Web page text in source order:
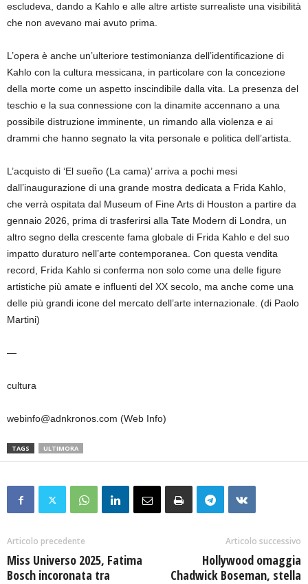
escludeva, dando a Kahlo e alle altre artiste surrealiste una visibilità
che non avevano mai avuto prima.
L’opera è anche un’ulteriore testimonianza dell’identificazione di
Kahlo con la cultura messicana, in particolare con la concezione
della morte come un aspetto inscindibile dalla vita. La presenza del
teschio e la sua connessione con la dinamite accennano a una
possibile distruzione imminente, un rimando alla violenza e ai
drammi che hanno segnato la vita personale e politica dell’artista.
L’acquisto di ‘El sueño (La cama)’ arriva a pochi mesi
dall’inaugurazione di una grande mostra dedicata a Frida Kahlo,
che verrà ospitata dal Museum of Fine Arts di Houston a partire da
gennaio 2026, prima di trasferirsi alla Tate Modern di Londra, un
altro segno della crescente fama globale di Frida Kahlo e del suo
impatto duraturo nell’arte contemporanea. Con questa vendita
record, Frida Kahlo si conferma non solo come una delle figure
artistiche più amate e influenti del XX secolo, ma anche come una
delle più grandi icone del mercato dell’arte internazionale. (di Paolo
Martini)
—
cultura
webinfo@adnkronos.com (Web Info)
TAGS ULTIMORA
Articolo precedente
Miss Universo 2025, Fatima
Bosch incoronata tra
Articolo successivo
Hollywood omaggia
Chadwick Boseman, stella